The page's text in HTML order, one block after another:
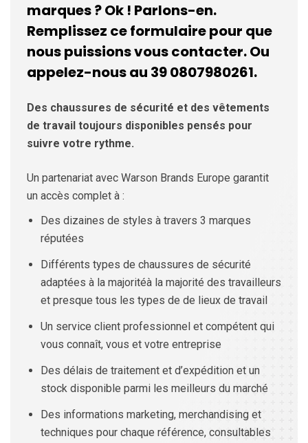
marques ? Ok ! Parlons-en.
Remplissez ce formulaire pour que
nous puissions vous contacter. Ou
appelez-nous au 39 0807980261.
Des chaussures de sécurité et des vêtements
de travail toujours disponibles pensés pour
suivre votre rythme.
Un partenariat avec Warson Brands Europe garantit
un accès complet à :
Des dizaines de styles à travers 3 marques
réputées
Différents types de chaussures de sécurité
adaptées à la majoritéà la majorité des travailleurs
et presque tous les types de de lieux de travail
Un service client professionnel et compétent qui
vous connaît, vous et votre entreprise
Des délais de traitement et d’expédition et un
stock disponible parmi les meilleurs du marché
Des informations marketing, merchandising et
techniques pour chaque référence, consultables